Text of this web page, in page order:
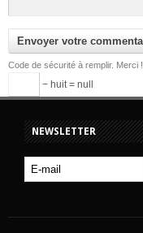
Code de sécurité à remplir. Merci !
− huit = null
NEWSLETTER